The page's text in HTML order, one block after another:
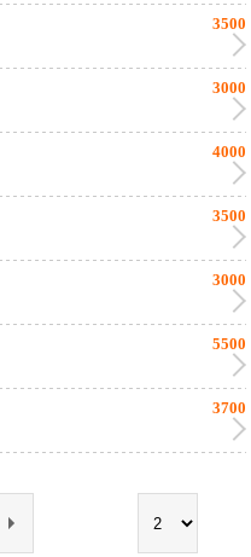
3500
3000
4000
3500
3000
5500
3700